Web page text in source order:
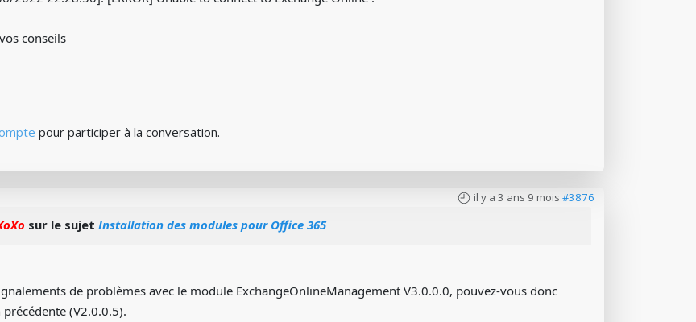
conseils
pour participer à la conversation.
il y a 3 ans 9 mois #3876
sur le sujet Installation des modules pour Office 365
de problèmes avec le module ExchangeOnlineManagement V3.0.0.0, pouvez-vous donc
(V2.0.0.5).